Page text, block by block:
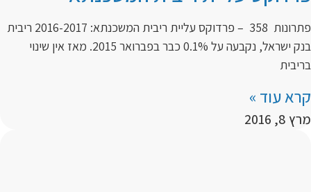
פתרונות 358 – פרדוקס עליית ריבית המשכנתא: 2016-2017 ריבית
בנק ישראל, נקבעה על 0.1% כבר בפברואר 2015. מאז אין שינוי
בריבית
קרא עוד »
מרץ 8, 2016